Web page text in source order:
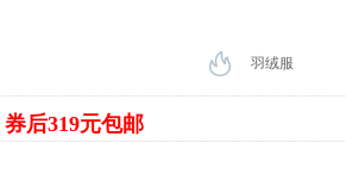
羽绒服
券后319元包邮